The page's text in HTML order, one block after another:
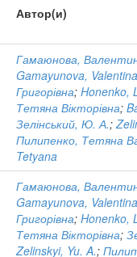
Автор(и)
Гамаюнова,
Gamayunova,
Григорівна;Honenko,
Тетяна Вікторівна;
Зелінський, Ю. А.;
Пилипенко, Тетяна
Tetyana
Гамаюнова,
Gamayunova,
Григорівна;Honenko,
Тетяна Вікторівна;
Zelinskyi, Yu. A.;